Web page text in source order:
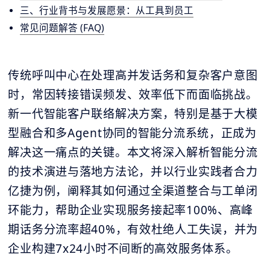
三、行业背书与发展愿景：从工具到员工
常见问题解答 (FAQ)
传统呼叫中心在处理高并发话务和复杂客户意图
时，常因转接错误频发、效率低下而面临挑战。
新一代智能客户联络解决方案，特别是基于大模
型融合和多Agent协同的智能分流系统，正成为
解决这一痛点的关键。本文将深入解析智能分流
的技术演进与落地方法论，并以行业实践者合力
亿捷为例，阐释其如何通过全渠道整合与工单闭
环能力，帮助企业实现服务接起率100%、高峰
期话务分流率超40%，有效杜绝人工失误，并为
企业构建7x24小时不间断的高效服务体系。